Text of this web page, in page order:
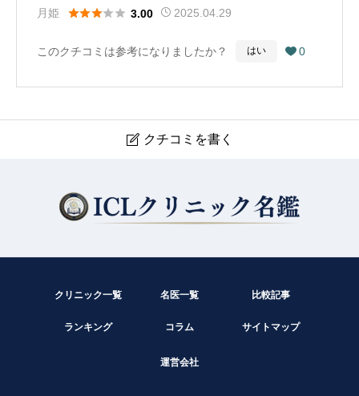
に思えます。（Google Mapから引用）
月姫
 3.00 2025.04.29
このクチコミは参考になりましたか？ はい  0
 クチコミを書く
現在クチコミは投稿できません。
クリニック一覧 名医一覧 比較記事
ランキング コラム サイトマップ
運営会社